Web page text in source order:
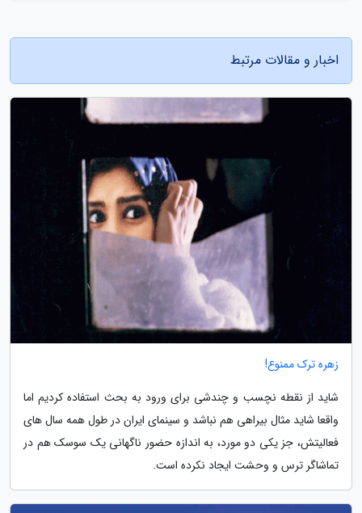
اخبار و مقالات مرتبط
زهره ترک ممنوع!
شاید از نقطه نچسب و چندشی برای ورود به بحث استفاده کردیم اما
واقعا شاید مثال بیراهی هم نباشد و سینمای ایران در طول همه سال های
فعالیتش، جز یکی دو مورد، به اندازه حضور ناگهانی یک سوسک هم در
تماشاگر ترس و وحشت ایجاد نکرده است.